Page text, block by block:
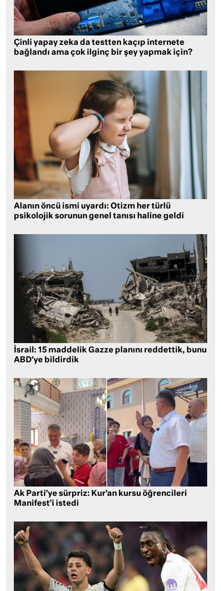
Çinli yapay zeka da testten kaçıp internete
bağlandı ama çok ilginç bir şey yapmak için?
Alanın öncü ismi uyardı: Otizm her türlü
psikolojik sorunun genel tanısı haline geldi
İsrail: 15 maddelik Gazze planını reddettik, bunu
ABD’ye bildirdik
Ak Parti’ye sürpriz: Kur’an kursu öğrencileri
Manifest’i istedi